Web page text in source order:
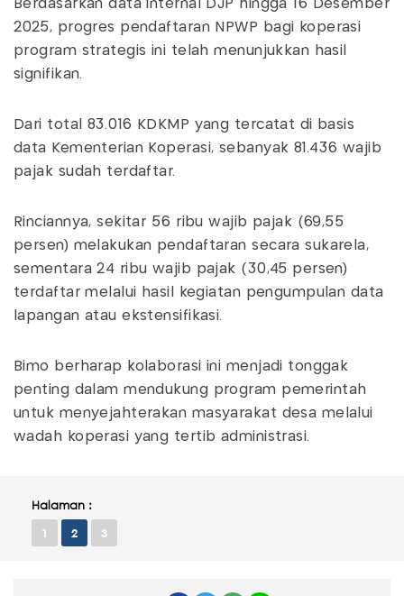
Berdasarkan data internal DJP hingga 16 Desember
2025, progres pendaftaran NPWP bagi koperasi
program strategis ini telah menunjukkan hasil
signifikan.
Dari total 83.016 KDKMP yang tercatat di basis
data Kementerian Koperasi, sebanyak 81.436 wajib
pajak sudah terdaftar.
Rinciannya, sekitar 56 ribu wajib pajak (69,55
persen) melakukan pendaftaran secara sukarela,
sementara 24 ribu wajib pajak (30,45 persen)
terdaftar melalui hasil kegiatan pengumpulan data
lapangan atau ekstensifikasi.
Bimo berharap kolaborasi ini menjadi tonggak
penting dalam mendukung program pemerintah
untuk menyejahterakan masyarakat desa melalui
wadah koperasi yang tertib administrasi.
Halaman :
1 2 3